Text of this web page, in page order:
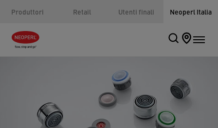
Produttori Retail Utenti finali Neoperl Italia